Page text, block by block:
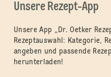
Unsere Rezept-App
Unsere App „Dr. Oetker
Rezeptauswahl: Kategorie,
angeben und passende
herunterladen!